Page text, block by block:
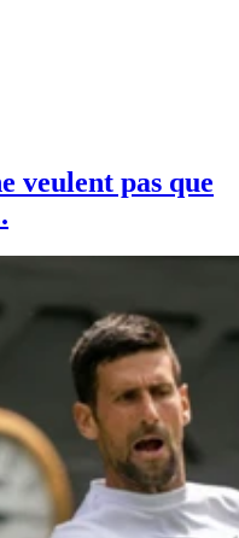
veulent pas que